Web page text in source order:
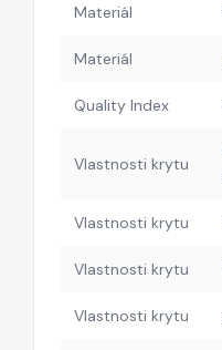
Materiál
Materiál
Quality Index
Vlastnosti krytu
Vlastnosti krytu
Vlastnosti krytu
Vlastnosti krytu